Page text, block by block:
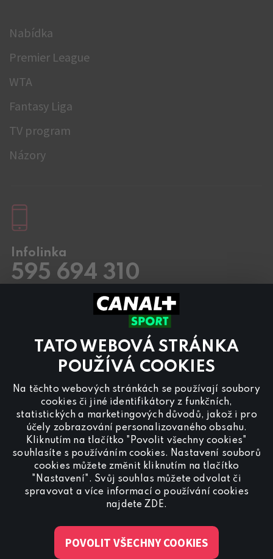
TATO WEBOVÁ STRÁNKA
POUŽÍVÁ COOKIES
Na těchto webových stránkách se používají soubory
cookies či jiné identifikátory z funkčních,
statistických a marketingových důvodů, jakož i pro
účely zobrazování personalizovaného obsahu.
Kliknutím na tlačítko "Povolit všechny cookies"
souhlasíte s používáním cookies. Nastavení souborů
cookies můžete změnit kliknutím na tlačítko
"Nastavení". Svůj souhlas můžete odvolat či
spravovat a více informací o používání cookies
najdeteZDE.
POVOLIT VŠECHNY COOKIES
Nabídka
Premier League
WTA
Fantasy Liga
TV program
Názory
Infolinka
595 694 310
8.00 – 20:00
8.00 – 18:00
inzerci na programu CANAL+ Sport
nás
kontaktujte nareklama@canalplus.cz
Naši redakci kontaktujete na
redakce@canalplus.cz
Spojte se s CANAL+ Sport